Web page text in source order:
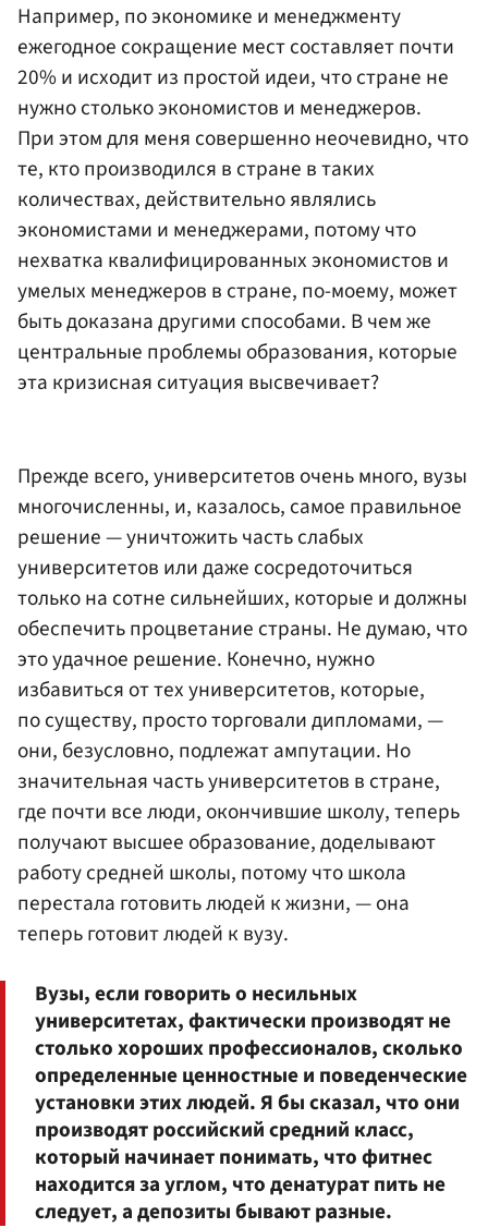
Например, по экономике и менеджменту
ежегодное сокращение мест составляет почти
20% и исходит из простой идеи, что стране не
нужно столько экономистов и менеджеров.
При этом для меня совершенно неочевидно, что
те, кто производился в стране в таких
количествах, действительно являлись
экономистами и менеджерами, потому что
нехватка квалифицированных экономистов и
умелых менеджеров в стране, по-моему, может
быть доказана другими способами. В чем же
центральные проблемы образования, которые
эта кризисная ситуация высвечивает?
Прежде всего, университетов очень много, вузы
многочисленны, и, казалось, самое правильное
решение — уничтожить часть слабых
университетов или даже сосредоточиться
только на сотне сильнейших, которые и должны
обеспечить процветание страны. Не думаю, что
это удачное решение. Конечно, нужно
избавиться от тех университетов, которые,
по существу, просто торговали дипломами, —
они, безусловно, подлежат ампутации. Но
значительная часть университетов в стране,
где почти все люди, окончившие школу, теперь
получают высшее образование, доделывают
работу средней школы, потому что школа
перестала готовить людей к жизни, — она
теперь готовит людей к вузу.
Вузы, если говорить о несильных
университетах, фактически производят не
столько хороших профессионалов, сколько
определенные ценностные и поведенческие
установки этих людей. Я бы сказал, что они
производят российский средний класс,
который начинает понимать, что фитнес
находится за углом, что денатурат пить не
следует, а депозиты бывают разные.